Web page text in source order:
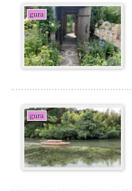
gura
gura